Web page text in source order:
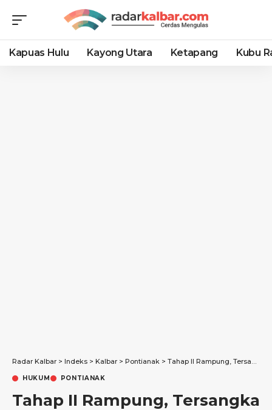
Kapuas Hulu Kayong Utara Ketapang Kubu
Radar Kalbar > Indeks > Kalbar > Pontianak > Tahap II Rampung, Tersangka RS yang Terbelit Korupsi Pengadaan Tanah Bank Kalbar Segera Disidangkan
HUKUM PONTIANAK
Tahap II Rampung, Tersangka